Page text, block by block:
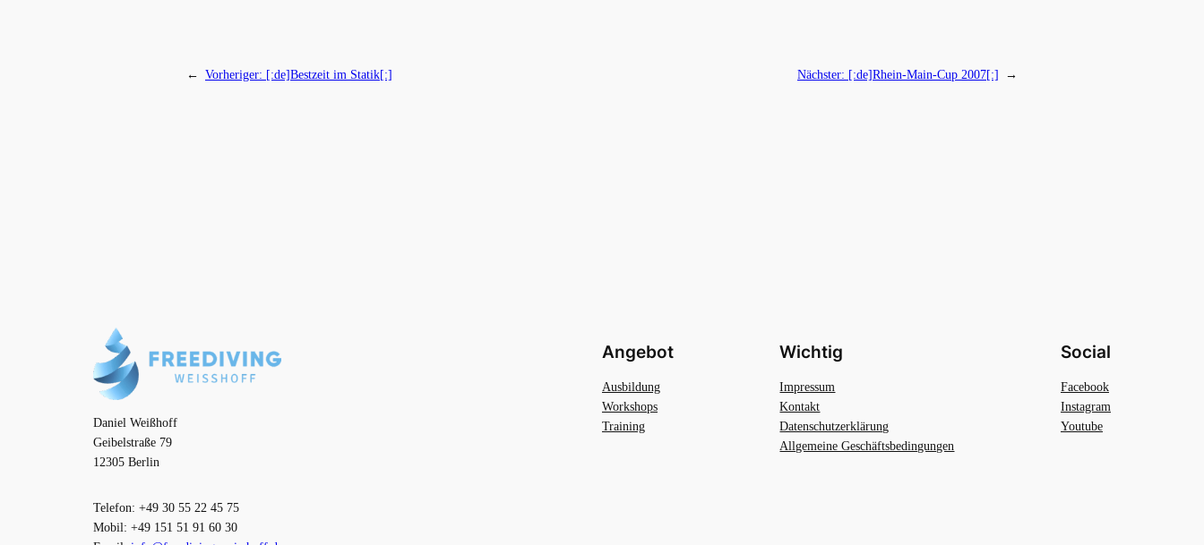
← Vorheriger: [:de]Bestzeit im Statik[:] Nächster: [:de]Rhein-Main-Cup 2007[:] →
Daniel Weißhoff
Geibelstraße 79
12305 Berlin
Telefon: +49 30 55 22 45 75
Mobil: +49 151 51 91 60 30
Angebot
Ausbildung
Workshops
Training
Wichtig
Impressum
Kontakt
Datenschutzerklärung
Allgemeine Geschäftsbedingungen
Social
Facebook
Instagram
Youtube